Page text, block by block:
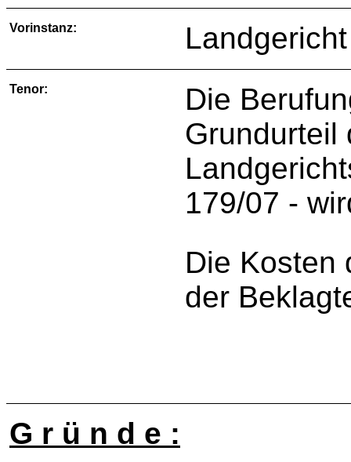
Vorinstanz:
Tenor:
Die
Grundurteil
179/07 -
Die Kosten
der
G r ü n d e :